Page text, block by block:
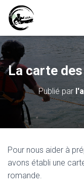
La carte
Publié par
Pour nous aider à
avons établi une
romande.